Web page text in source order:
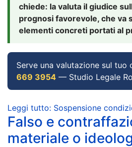
chiede: la valuta il giudice
prognosi favorevole, che va
elementi concreti portati al
Serve una valutazione sul tuo
669 3954 — Studio Legale
Leggi tutto: Sospensione
Falso e
materiale o